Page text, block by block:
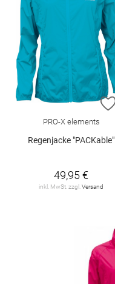
PRO-X elements
Regenjacke "PACKable"
49,95 €
inkl. MwSt. zzgl. Versand